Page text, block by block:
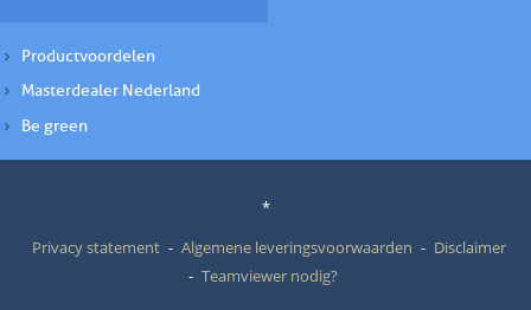
Productvoordelen
Masterdealer Nederland
Be green
*
Privacy statement
Algemene leveringsvoorwaarden
Disclaimer
Teamviewer nodig?